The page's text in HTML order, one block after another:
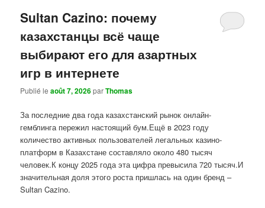
Sultan Cazino: почему
казахстанцы всё чаще
выбирают его для азартных
игр в интернете
Publié leaoût 7, 2026parThomas
За последние два года казахстанский рынок онлайн-
гемблинга пережил настоящий бум.Ещё в 2023 году
количество активных пользователей легальных казино-
платформ в Казахстане составляло около 480 тысяч
человек.К концу 2025 года эта цифра превысила 720 тысяч.И
значительная доля этого роста пришлась на один бренд –
Sultan Cazino.